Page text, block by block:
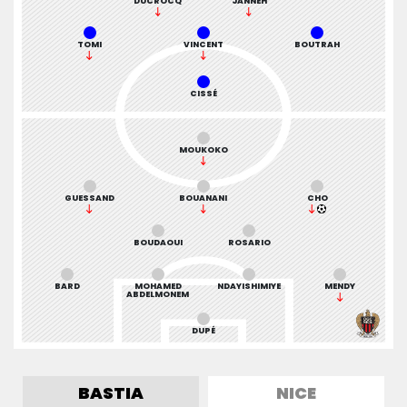
TOMI BOUTRAH
VINCENT
CISSÉ
DUPÉ
NDAYISHIMIYE
BARD MOHAMED
ABDELMONEM
MENDY
ROSARIO
BOUDAOUI
GUESSAND CHO
BOUANANI
MOUKOKO
BASTIA NICE